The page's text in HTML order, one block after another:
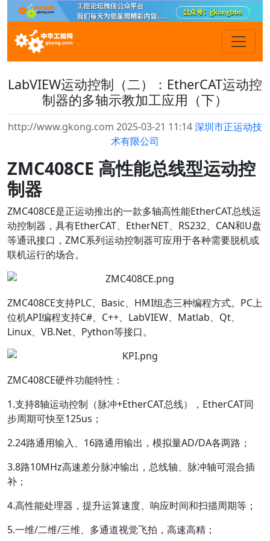
LabVIEW运动控制（二）：EtherCAT运动控
制器的多轴示教加工应用（下）
http://www.gkong.com 2025-03-21 11:14深圳市正运动技
术有限公司
ZMC408CE 高性能总线型运动控
制器
ZMC408CE是正运动推出的一款多轴高性能EtherCAT总线运
动控制器，具有EtherCAT、EtherNET、RS232、CAN和U盘
等通讯接口，ZMC系列运动控制器可应用于各种需要脱机或
联机运行的场合。
ZMC408CE支持PLC、Basic、HMI组态三种编程方式。PC上
位机API编程支持C#、C++、LabVIEW、Matlab、Qt、
Linux、VB.Net、Python等接口。
ZMC408CE硬件功能特性：
1.支持8轴运动控制（脉冲+EtherCAT总线），EtherCAT同
步周期可快至125us；
2.24路通用输入、16路通用输出，模拟量AD/DA各两路；
3.8路10MHz高速差分脉冲输出，总线轴、脉冲轴可混合插
补；
4.高性能处理器，提升运算速度、响应时间和扫描周期等；
5.一维/二维/三维、多通道视觉飞拍，高速高精；